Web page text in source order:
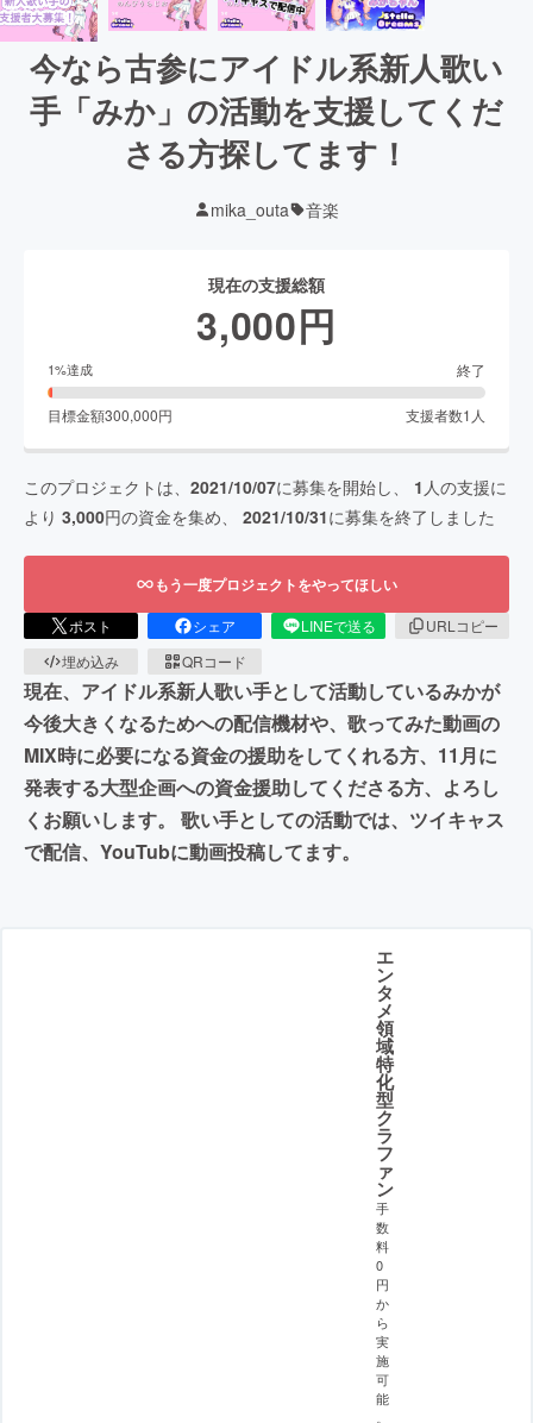
今なら古参にアイドル系新人歌い
手「みか」の活動を支援してくだ
さる方探してます！
mika_outa 音楽
現在の支援総額
3,000円
1%達成 終了
目標金額300,000円 支援者数1 人
このプロジェクトは、 2021/10/07に募集を開始し、 1 人の支援に
より 3,000円の資金を集め、 2021/10/31に募集を終了しました
もう一度プロジェクトをやってほしい
ポスト シェア LINEで送る
URLコピー
埋め込み
QRコード
現在、アイドル系新人歌い手として活動しているみかが
今後大きくなるためへの配信機材や、歌ってみた動画の
MIX時に必要になる資金の援助をしてくれる方、11月に
発表する大型企画への資金援助してくださる方、よろし
くお願いします。 歌い手としての活動では、ツイキャス
で配信、YouTubに動画投稿してます。
エ
ン
タ
メ
領
域
特
化
型
ク
ラ
フ
ァ
ン
手
数
料
0
円
か
ら
実
施
可
能